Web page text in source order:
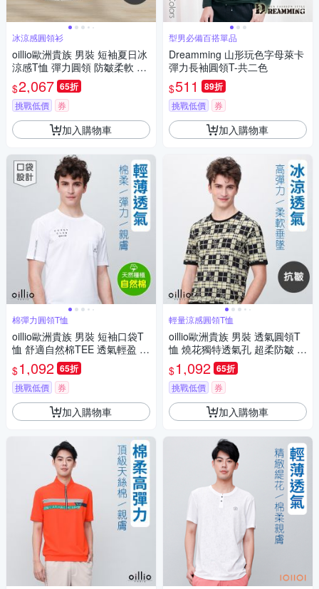
冰涼感圓領衫
oillio歐洲貴族 男裝 短袖夏日冰
涼感T恤 彈力圓領 防皺柔軟 滿
版 白色 法國品牌
$2,067 65折
挑戰低價 券
加入購物車
棉彈力圓領T恤
oillio歐洲貴族 男裝 短袖口袋T
恤 舒適自然棉TEE 透氣輕盈 白
色 法國品牌
$1,092 65折
挑戰低價 券
加入購物車
型男必備百搭單品
Dreamming 山形玩色字母萊卡
彈力長袖圓領T-共二色
$511 89折
挑戰低價 券
加入購物車
輕量涼感圓領T恤
oillio歐洲貴族 男裝 透氣圓領T
恤 燒花獨特透氣孔 超柔防皺 米
黃色 法國品牌 有大尺碼
$1,092 65折
挑戰低價 券
加入購物車